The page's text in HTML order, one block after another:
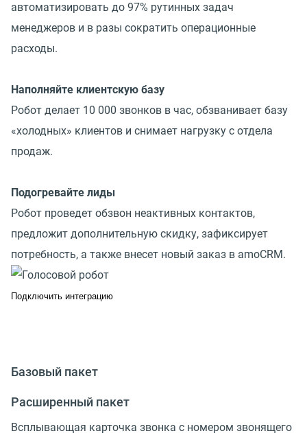
автоматизировать до 97% рутинных задач
менеджеров и в разы сократить операционные
расходы.
Наполняйте клиентскую базу
Робот делает 10 000 звонков в час, обзванивает базу
«холодных» клиентов и снимает нагрузку с отдела
продаж.
Подогревайте лиды
Робот проведет обзвон неактивных контактов,
предложит дополнительную скидку, зафиксирует
потребность, а также внесет новый заказ в amoCRM.
Подключить интеграцию
Базовый пакет
Расширенный пакет
Всплывающая карточка звонка с номером звонящего